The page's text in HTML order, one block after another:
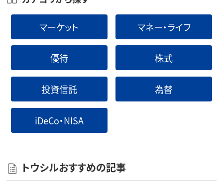
マーケット マネー・ライフ
優待 株式
投資信託 為替
iDeCo・NISA
トウシルおすすめの記事